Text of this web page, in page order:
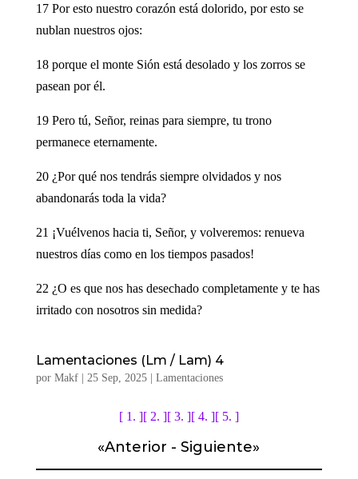
17 Por esto nuestro corazón está dolorido, por esto se
nublan nuestros ojos:
18 porque el monte Sión está desolado y los zorros se
pasean por él.
19 Pero tú, Señor, reinas para siempre, tu trono
permanece eternamente.
20 ¿Por qué nos tendrás siempre olvidados y nos
abandonarás toda la vida?
21 ¡Vuélvenos hacia ti, Señor, y volveremos: renueva
nuestros días como en los tiempos pasados!
22 ¿O es que nos has desechado completamente y te has
irritado con nosotros sin medida?
Lamentaciones (Lm / Lam) 4
por Makf| 25 Sep, 2025| Lamentaciones
[ 1. ][ 2. ][ 3. ][ 4. ][ 5. ]
«Anterior -Siguiente»